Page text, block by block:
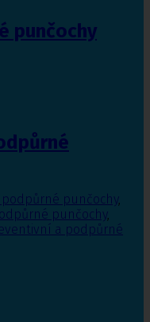
punčochy
punčochy,
punčochy,
a podpůrné